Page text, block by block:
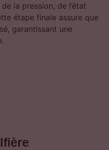
la pression, de l’état
étape finale assure que
garantissant une